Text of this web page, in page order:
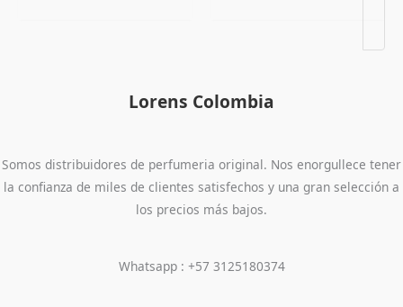
Lorens Colombia
Somos distribuidores de perfumeria original. Nos enorgullece tener
la confianza de miles de clientes satisfechos y una gran selección a
los precios más bajos.
Whatsapp : +57 3125180374